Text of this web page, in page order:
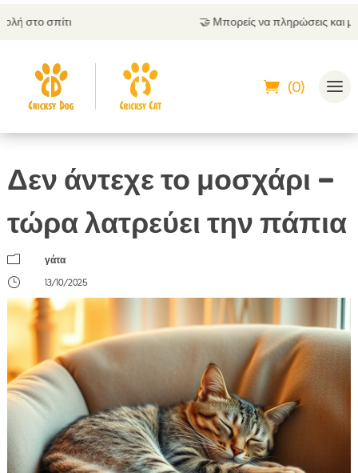
Μπορείς να πληρώσεις και με αντικαταβολή
(0)
Δεν άντεχε το μοσχάρι –
τώρα λατρεύει την πάπια
m
γάτα
}
13/10/2025